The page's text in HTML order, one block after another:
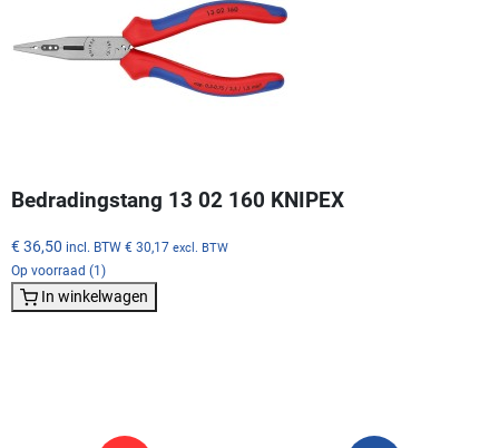
Bedradingstang 13 02 160 KNIPEX
€ 36,50 incl. BTW € 30,17 excl. BTW
Op voorraad (1)
In winkelwagen